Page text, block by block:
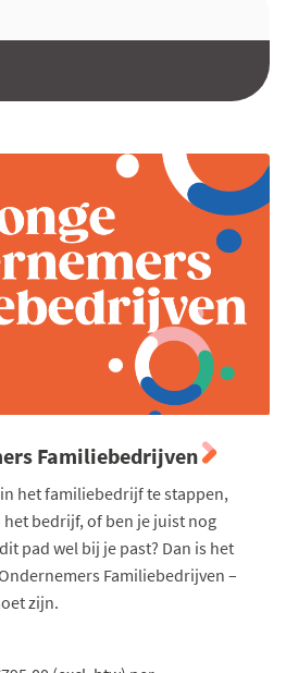
Familiebedrijven
het familiebedrijf te stappen,
bedrijf, of ben je juist nog
pad wel bij je past? Dan is het
Familiebedrijven –
zijn.